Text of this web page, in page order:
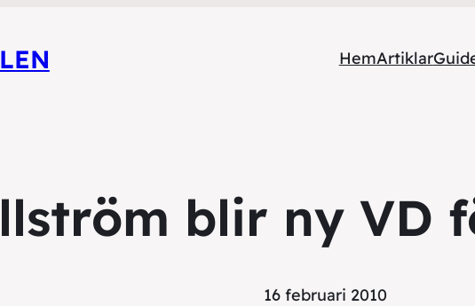
HemArtiklar
blir ny VD
16 februari 2010